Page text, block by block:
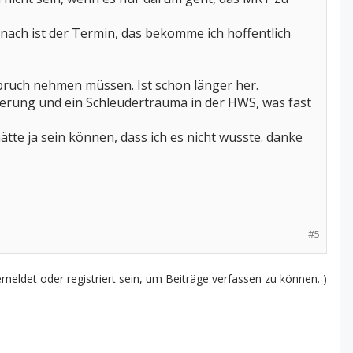
ist der Termin, das bekomme ich hoffentlich
nehmen müssen. Ist schon länger her.
und ein Schleudertrauma in der HWS, was fast
ja sein können, dass ich es nicht wusste. danke
#5
oder registriert sein, um Beiträge verfassen zu können. )